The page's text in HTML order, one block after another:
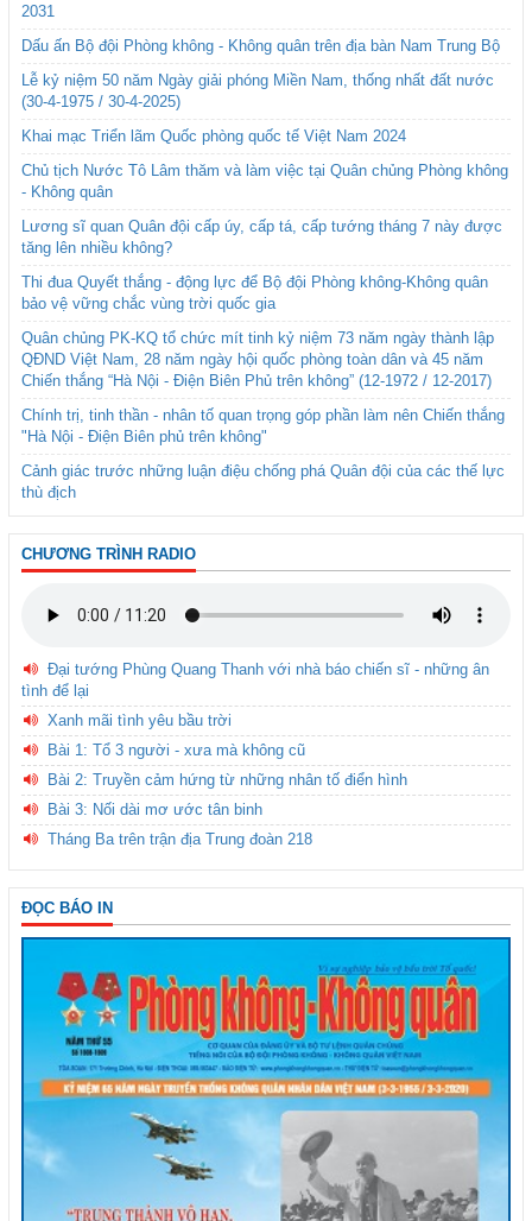
2031
Dấu ấn Bộ đội Phòng không - Không quân trên địa bàn Nam Trung Bộ
Lễ kỷ niệm 50 năm Ngày giải phóng Miền Nam, thống nhất đất nước
(30-4-1975 / 30-4-2025)
Khai mạc Triển lãm Quốc phòng quốc tế Việt Nam 2024
Chủ tịch Nước Tô Lâm thăm và làm việc tại Quân chủng Phòng không
- Không quân
Lương sĩ quan Quân đội cấp úy, cấp tá, cấp tướng tháng 7 này được
tăng lên nhiều không?
Thi đua Quyết thắng - động lực để Bộ đội Phòng không-Không quân
bảo vệ vững chắc vùng trời quốc gia
Quân chủng PK-KQ tổ chức mít tinh kỷ niệm 73 năm ngày thành lập
QĐND Việt Nam, 28 năm ngày hội quốc phòng toàn dân và 45 năm
Chiến thắng “Hà Nội - Điện Biên Phủ trên không” (12-1972 / 12-2017)
Chính trị, tinh thần - nhân tố quan trọng góp phần làm nên Chiến thắng
"Hà Nội - Điện Biên phủ trên không"
Cảnh giác trước những luận điệu chống phá Quân đội của các thế lực
thù địch
CHƯƠNG TRÌNH RADIO
Đại tướng Phùng Quang Thanh với nhà báo chiến sĩ - những ân
tình để lại
Xanh mãi tình yêu bầu trời
Bài 1: Tổ 3 người - xưa mà không cũ
Bài 2: Truyền cảm hứng từ những nhân tố điển hình
Bài 3: Nối dài mơ ước tân binh
Tháng Ba trên trận địa Trung đoàn 218
ĐỌC BÁO IN